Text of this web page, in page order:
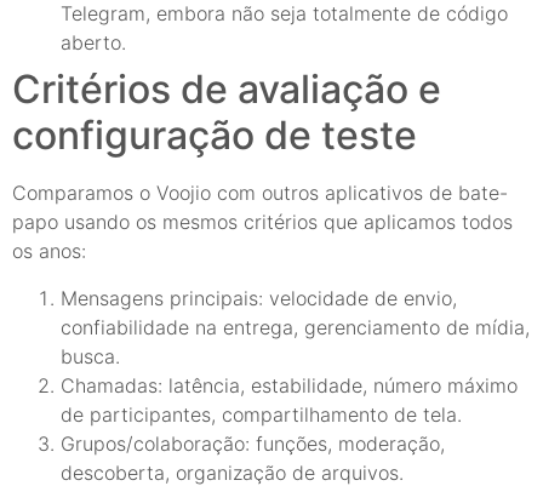
Telegram, embora não seja totalmente de código
aberto.
Critérios de avaliação e
configuração de teste
Comparamos o Voojio com outros aplicativos de bate-
papo usando os mesmos critérios que aplicamos todos
os anos:
Mensagens principais: velocidade de envio,
confiabilidade na entrega, gerenciamento de mídia,
busca.
Chamadas: latência, estabilidade, número máximo
de participantes, compartilhamento de tela.
Grupos/colaboração: funções, moderação,
descoberta, organização de arquivos.